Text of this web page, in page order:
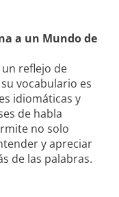
a un Mundo de
un reflejo de
vocabulario es
idiomáticas y
de habla
no solo
y apreciar
de las palabras.